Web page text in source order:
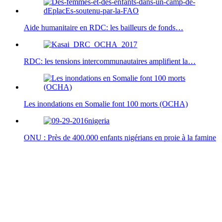
Aide humanitaire en RDC: les bailleurs de fonds…
RDC: les tensions intercommunautaires amplifient la…
Les inondations en Somalie font 100 morts (OCHA)
ONU : Près de 400.000 enfants nigérians en proie à la famine